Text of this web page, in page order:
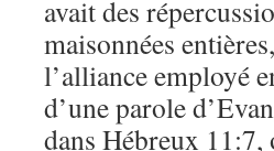
avait des
maisonnées
l’alliance employé
d’une parole
dans Hébreux